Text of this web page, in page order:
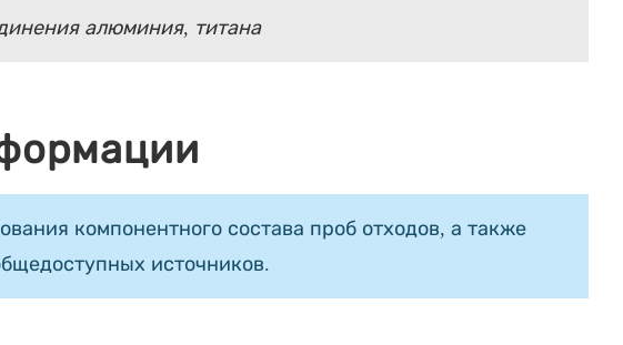
алюминия, титана
компонентного состава проб отходов, а также
источников.